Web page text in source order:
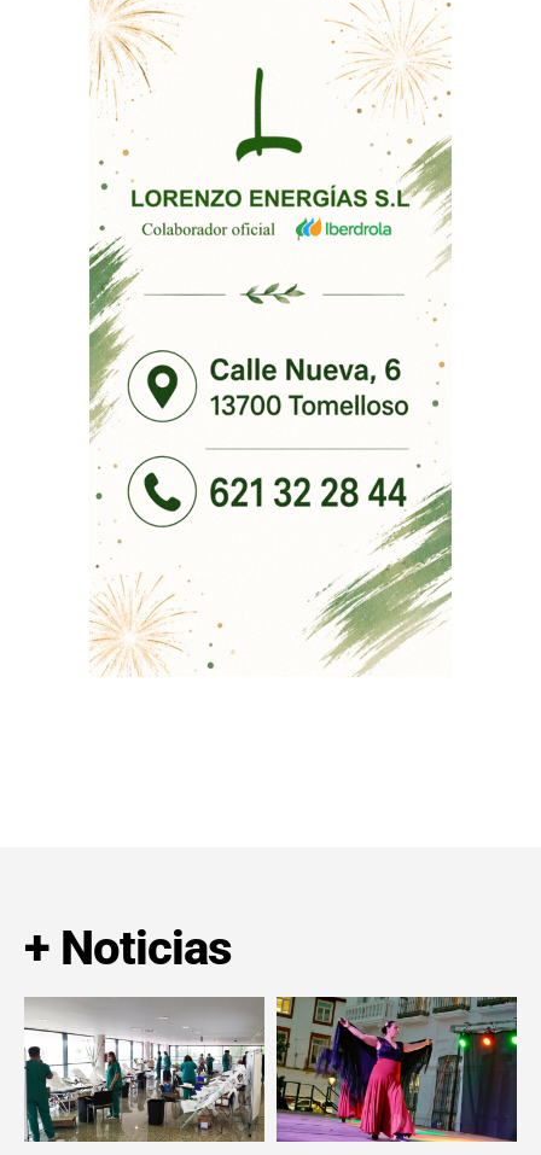
+ Noticias